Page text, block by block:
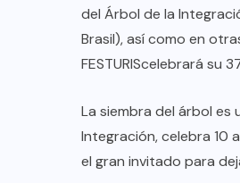
del Árbol de la
Brasil), así como en
FESTURIScelebrará su
La siembra del árbol es
Integración, celebra 10
el gran invitado para